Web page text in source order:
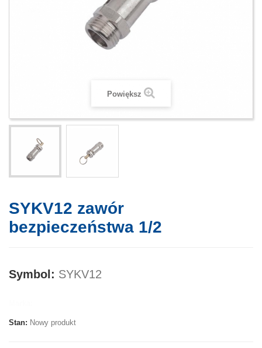
Powiększ
SYKV12 zawór
bezpieczeństwa 1/2
Symbol: SYKV12
Stan: Nowy produkt